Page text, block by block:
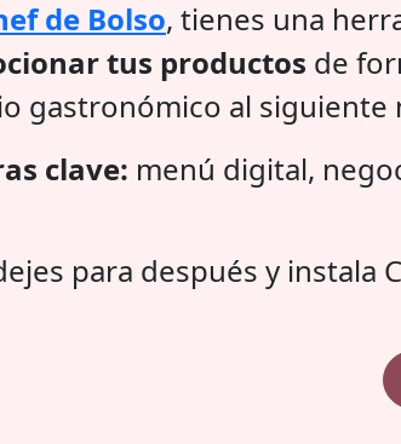
de Bolso, tienes una
tus productos de
gastronómico al siguiente
clave: menú digital,
para después y instala